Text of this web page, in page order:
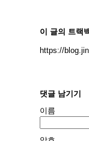
이 글의 트랙
https://
댓글 남기기
이름